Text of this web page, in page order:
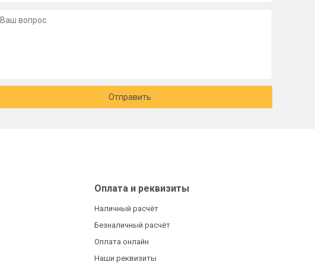
Отправить
Оплата и реквизиты
Наличный расчёт
Безналичный расчёт
Оплата онлайн
Наши реквизиты